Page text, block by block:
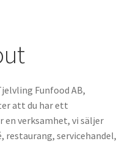
Funfood AB,
att du har ett
en verksamhet, vi säljer
restaurang, servicehandel,